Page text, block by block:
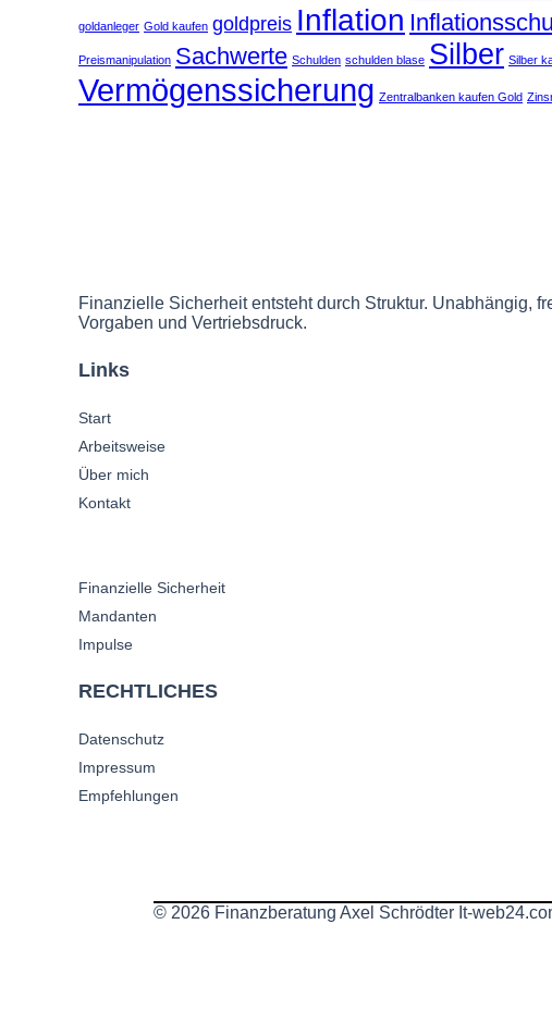
goldanleger Gold kaufen goldpreis Inflation
Preismanipulation Sachwerte Schulden schulden blase Silber Silber
Vermögenssicherung Zentralbanken kaufen Gold
Finanzielle Sicherheit entsteht durch Struktur. Unabhängig,
Vorgaben und Vertriebsdruck.
Links
Start
Arbeitsweise
Über mich
Kontakt
Finanzielle Sicherheit
Mandanten
Impulse
RECHTLICHES
Datenschutz
Impressum
Empfehlungen